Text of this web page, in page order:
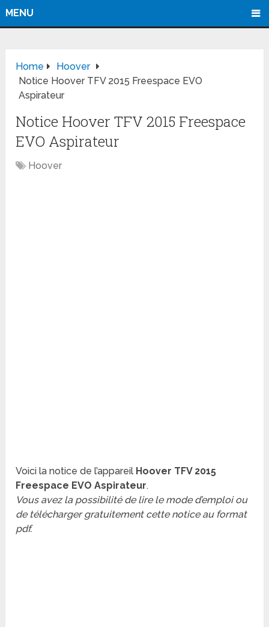
MENU
Home
Hoover
Notice Hoover TFV 2015 Freespace EVO
Aspirateur
Notice Hoover TFV 2015 Freespace
EVO Aspirateur
Hoover
Voici la notice de l’appareil Hoover TFV 2015
Freespace EVO Aspirateur.
Vous avez la possibilité de lire le mode d’emploi ou
de télécharger gratuitement cette notice au format
pdf.